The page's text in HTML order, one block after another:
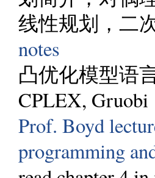
线性规划，二
notes
凸优化模型语
CPLEX, Gruobi
Prof. Boyd
programming